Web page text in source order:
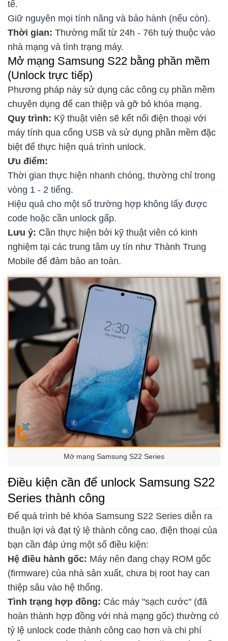
tế.
Giữ nguyên mọi tính năng và bảo hành (nếu còn).
Thời gian: Thường mất từ 24h - 76h tuỳ thuộc vào
nhà mạng và tình trạng máy.
Mở mạng Samsung S22 bằng phần mềm
(Unlock trực tiếp)
Phương pháp này sử dụng các công cụ phần mềm
chuyên dụng để can thiệp và gỡ bỏ khóa mạng.
Quy trình: Kỹ thuật viên sẽ kết nối điện thoại với
máy tính qua cổng USB và sử dụng phần mềm đặc
biệt để thực hiện quá trình unlock.
Ưu điểm:
Thời gian thực hiện nhanh chóng, thường chỉ trong
vòng 1 - 2 tiếng.
Hiệu quả cho một số trường hợp không lấy được
code hoặc cần unlock gấp.
Lưu ý: Cần thực hiện bởi kỹ thuật viên có kinh
nghiệm tại các trung tâm uy tín như Thành Trung
Mobile để đảm bảo an toàn.
Mở mạng Samsung S22 Series
Điều kiện cần để unlock Samsung S22
Series thành công
Để quá trình bẻ khóa Samsung S22 Series diễn ra
thuận lợi và đạt tỷ lệ thành công cao, điện thoại của
bạn cần đáp ứng một số điều kiện:
Hệ điều hành gốc: Máy nên đang chạy ROM gốc
(firmware) của nhà sản xuất, chưa bị root hay can
thiệp sâu vào hệ thống.
Tình trạng hợp đồng: Các máy "sạch cước" (đã
hoàn thành hợp đồng với nhà mạng gốc) thường có
tỷ lệ unlock code thành công cao hơn và chi phí